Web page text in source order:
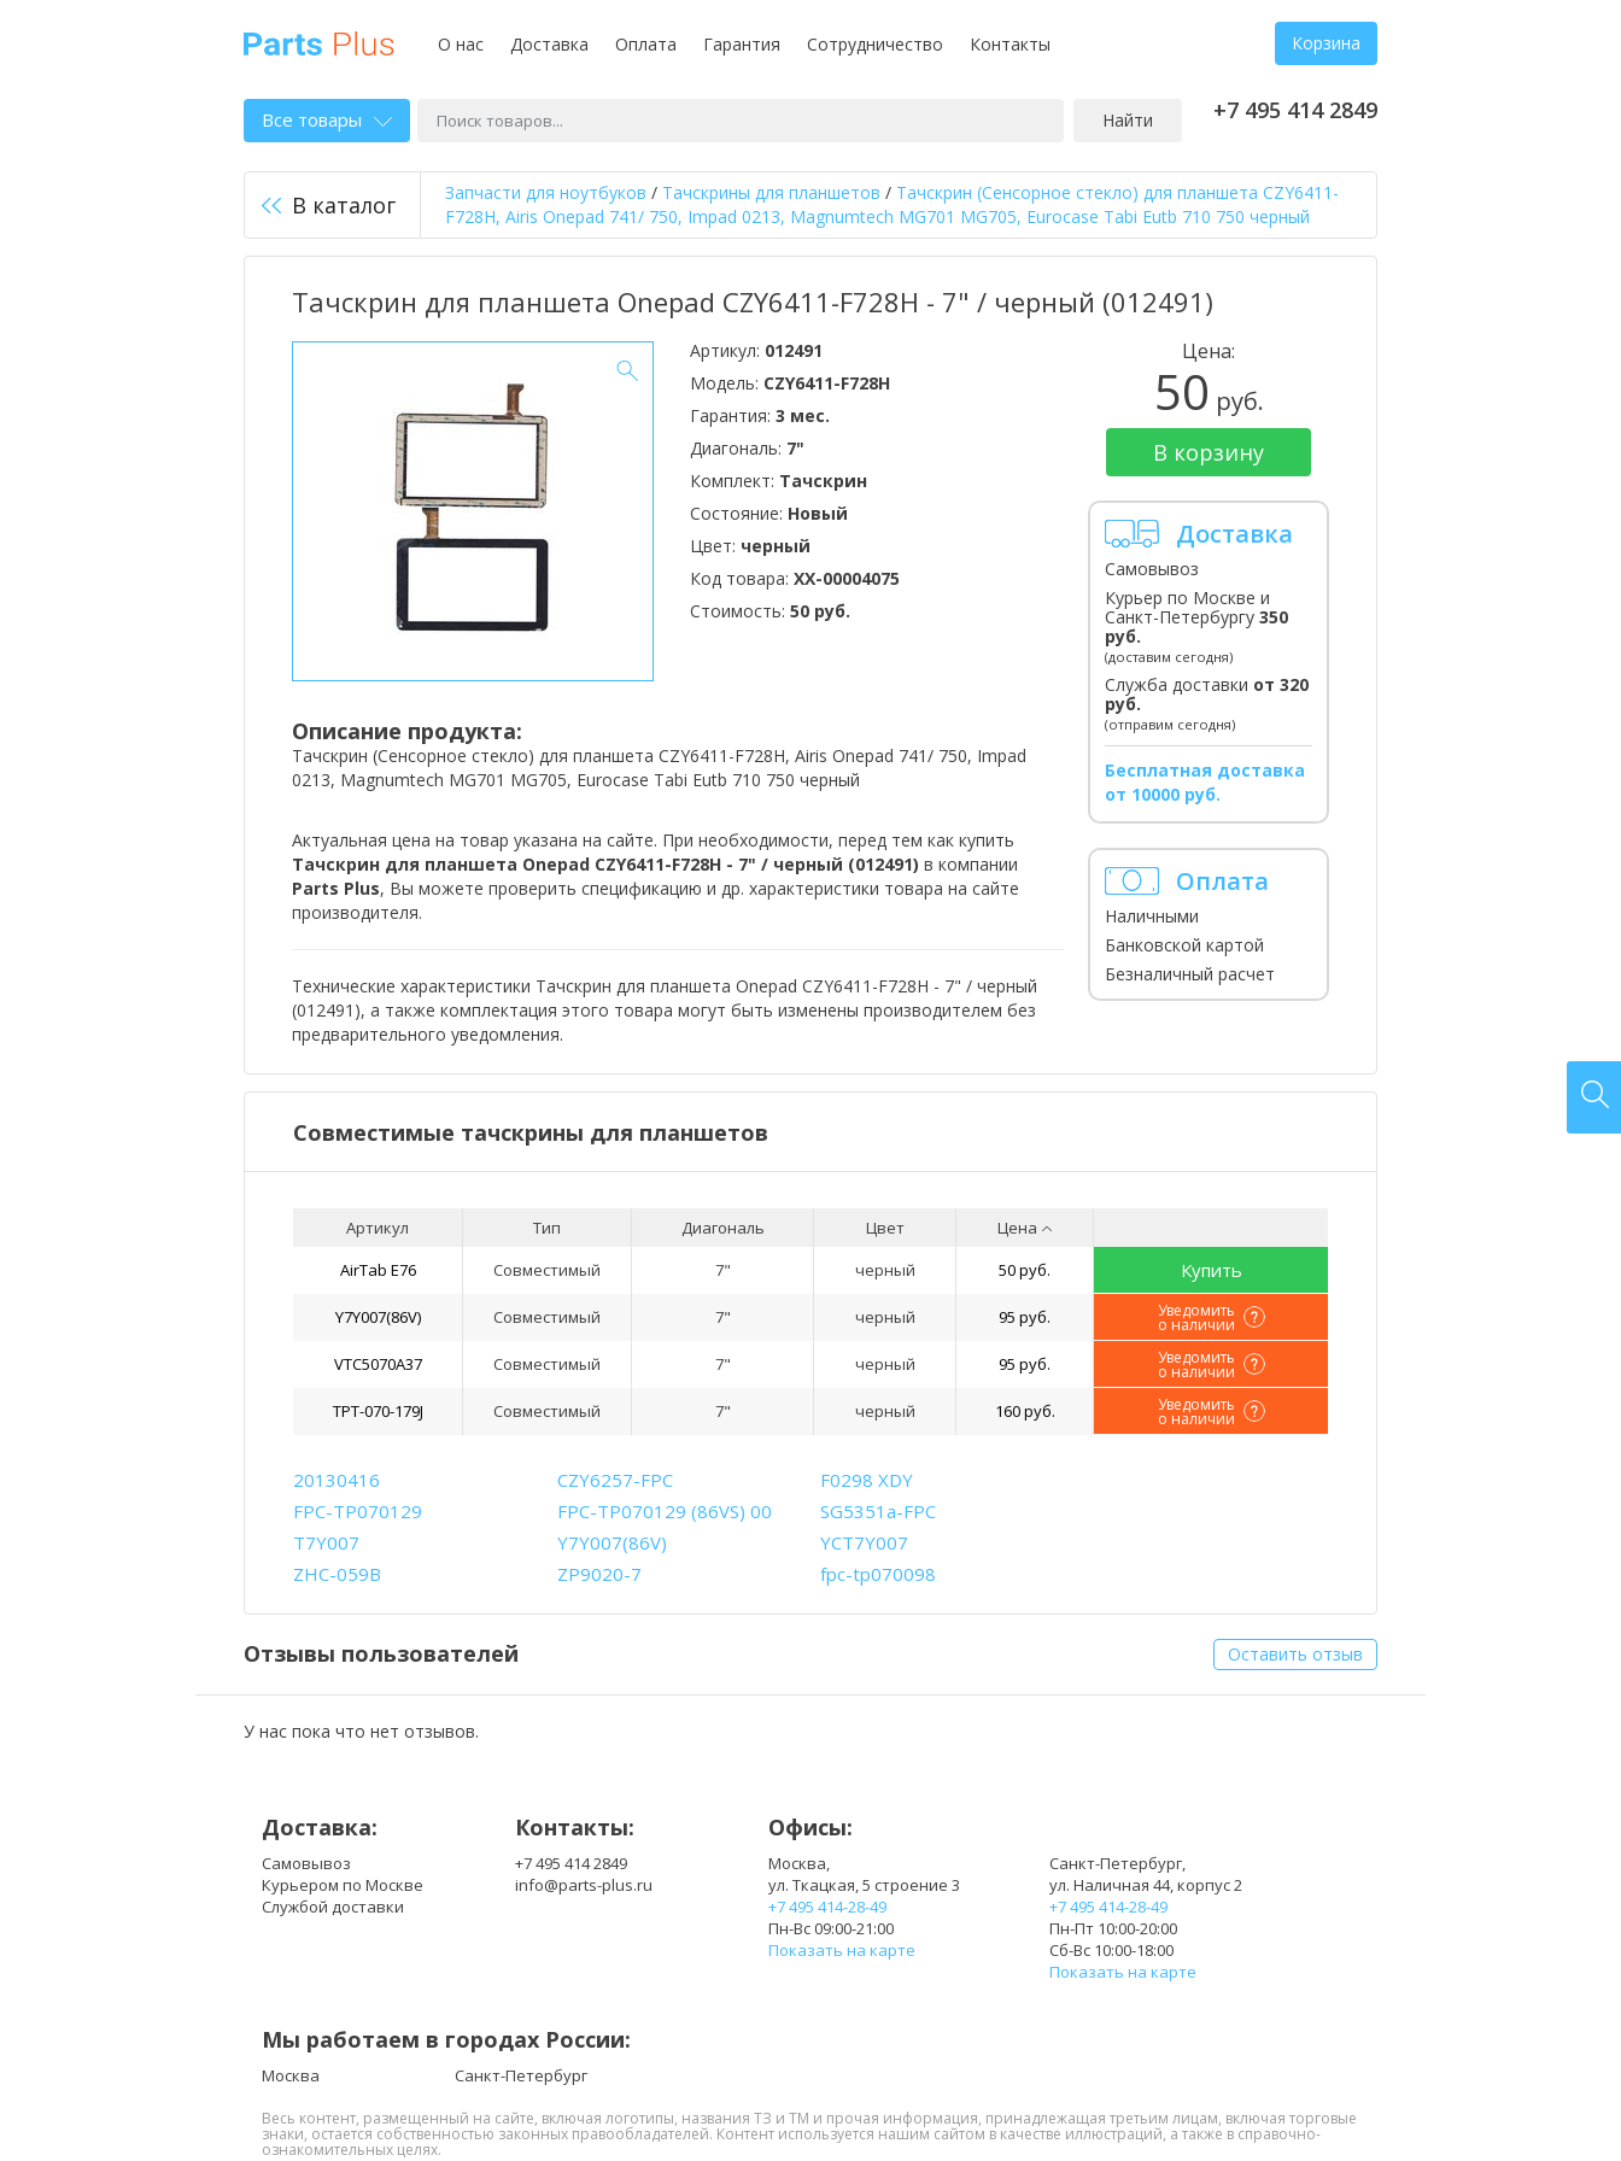
О нас Доставка Оплата Гарантия Сотрудничество Контакты Корзина
Все товары Найти +7 495 414 2849
В каталог Запчасти для ноутбуков / Тачскрины для планшетов / Тачскрин (Сенсорное стекло) для планшета CZY6411-
F728H, Airis Onepad 741/ 750, Impad 0213, Magnumtech MG701 MG705, Eurocase Tabi Eutb 710 750 черный
Тачскрин для планшета Onepad CZY6411-F728H - 7" / черный (012491)
Артикул: 012491
Модель: CZY6411-F728H
Гарантия: 3 мес.
Диагональ: 7"
Комплект: Тачскрин
Состояние: Новый
Цвет: черный
Код товара: XX-00004075
Стоимость: 50 руб.
Описание продукта:
Тачскрин (Сенсорное стекло) для планшета CZY6411-F728H, Airis Onepad 741/ 750, Impad
0213, Magnumtech MG701 MG705, Eurocase Tabi Eutb 710 750 черный
Актуальная цена на товар указана на сайте. При необходимости, перед тем как купить
Тачскрин для планшета Onepad CZY6411-F728H - 7" / черный (012491) в компании
Parts Plus, Вы можете проверить спецификацию и др. характеристики товара на сайте
производителя.
Технические характеристики Тачскрин для планшета Onepad CZY6411-F728H - 7" / черный
(012491), а также комплектация этого товара могут быть изменены производителем без
предварительного уведомления.
Цена:
50 руб.
В корзину
Доставка
Самовывоз
Курьер по Москве и
Санкт-Петербургу 350
руб.
(доставим сегодня)
Служба доставки от 320
руб.
(отправим сегодня)
Бесплатная доставка
от 10000 руб.
Оплата
Наличными
Банковской картой
Безналичный расчет
Совместимые тачскрины для планшетов
Артикул Тип Диагональ Цвет
Цена
AirTab E76
Совместимый 7" черный 50 руб. Купить
Y7Y007(86V) Совместимый 7" черный 95 руб. Уведомить
о наличии
VTC5070A37 Совместимый 7" черный 95 руб. Уведомить
о наличии
TPT-070-179J Совместимый 7" черный 160 руб. Уведомить
о наличии
20130416 CZY6257-FPC
F0298 XDY
FPC-TP070129
FPC-TP070129 (86VS) 00
SG5351a-FPC
T7Y007
Y7Y007(86V)
YCT7Y007
ZHC-059B
ZP9020-7 fpc-tp070098
Отзывы пользователей Оставить отзыв
У нас пока что нет отзывов.
Доставка:
Самовывоз
Курьером по Москве
Службой доставки
Контакты:
+7 495 414 2849
info@parts-plus.ru
Офисы:
Москва,
ул. Ткацкая, 5 строение 3
+7 495 414-28-49
Пн-Вс 09:00-21:00
Показать на карте
Санкт-Петербург,
ул. Наличная 44, корпус 2
+7 495 414-28-49
Пн-Пт 10:00-20:00
Сб-Вс 10:00-18:00
Показать на карте
Мы работаем в городах России:
Москва Санкт-Петербург
Весь контент, размещенный на сайте, включая логотипы, названия ТЗ и ТМ и прочая информация, принадлежащая третьим лицам, включая торговые
знаки, остается собственностью законных правообладателей. Контент используется нашим сайтом в качестве иллюстраций, а также в справочно-
ознакомительных целях.